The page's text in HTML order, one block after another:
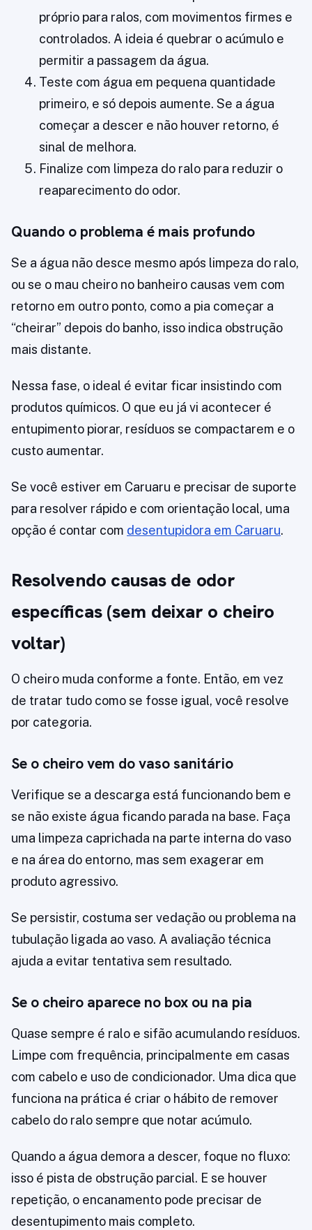
próprio para ralos, com movimentos firmes e
controlados. A ideia é quebrar o acúmulo e
permitir a passagem da água.
Teste com água em pequena quantidade
primeiro, e só depois aumente. Se a água
começar a descer e não houver retorno, é
sinal de melhora.
Finalize com limpeza do ralo para reduzir o
reaparecimento do odor.
Quando o problema é mais profundo
Se a água não desce mesmo após limpeza do ralo,
ou se o mau cheiro no banheiro causas vem com
retorno em outro ponto, como a pia começar a
“cheirar” depois do banho, isso indica obstrução
mais distante.
Nessa fase, o ideal é evitar ficar insistindo com
produtos químicos. O que eu já vi acontecer é
entupimento piorar, resíduos se compactarem e o
custo aumentar.
Se você estiver em Caruaru e precisar de suporte
para resolver rápido e com orientação local, uma
opção é contar com desentupidora em Caruaru.
Resolvendo causas de odor
específicas (sem deixar o cheiro
voltar)
O cheiro muda conforme a fonte. Então, em vez
de tratar tudo como se fosse igual, você resolve
por categoria.
Se o cheiro vem do vaso sanitário
Verifique se a descarga está funcionando bem e
se não existe água ficando parada na base. Faça
uma limpeza caprichada na parte interna do vaso
e na área do entorno, mas sem exagerar em
produto agressivo.
Se persistir, costuma ser vedação ou problema na
tubulação ligada ao vaso. A avaliação técnica
ajuda a evitar tentativa sem resultado.
Se o cheiro aparece no box ou na pia
Quase sempre é ralo e sifão acumulando resíduos.
Limpe com frequência, principalmente em casas
com cabelo e uso de condicionador. Uma dica que
funciona na prática é criar o hábito de remover
cabelo do ralo sempre que notar acúmulo.
Quando a água demora a descer, foque no fluxo:
isso é pista de obstrução parcial. E se houver
repetição, o encanamento pode precisar de
desentupimento mais completo.